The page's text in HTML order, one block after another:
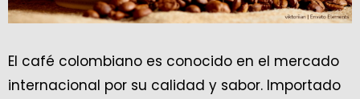
El café colombiano es conocido en el mercado
internacional por su calidad y sabor. Importado